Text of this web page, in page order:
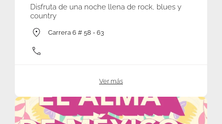
Disfruta de una noche llena de rock, blues y
country
Carrera 6 # 58 - 63
Ver más